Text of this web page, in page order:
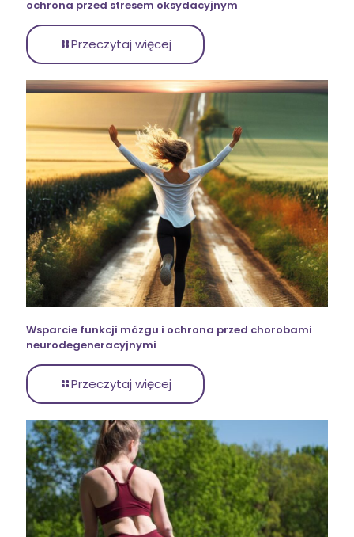
ochrona przed stresem oksydacyjnym
Przeczytaj więcej
Wsparcie funkcji mózgu i ochrona przed chorobami
neurodegeneracyjnymi
Przeczytaj więcej